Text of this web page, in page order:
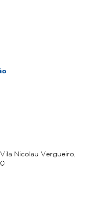
Nicolau Vergueiro,